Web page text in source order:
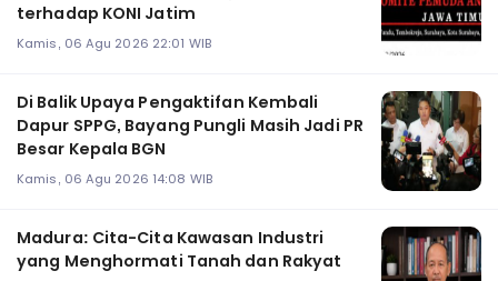
terhadap KONI Jatim
Kamis, 06 Agu 2026 22:01 WIB
Di Balik Upaya Pengaktifan Kembali
Dapur SPPG, Bayang Pungli Masih Jadi PR
Besar Kepala BGN
Kamis, 06 Agu 2026 14:08 WIB
Madura: Cita-Cita Kawasan Industri
yang Menghormati Tanah dan Rakyat